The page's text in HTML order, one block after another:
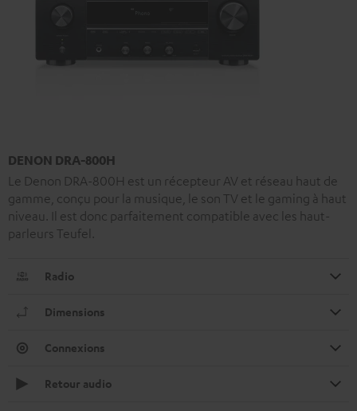
DENON DRA-800H
Le Denon DRA-800H est un récepteur AV et réseau haut de
gamme, conçu pour la musique, le son TV et le gaming à haut
niveau. Il est donc parfaitement compatible avec les haut-
parleurs Teufel.
Radio
Dimensions
Connexions
Retour audio